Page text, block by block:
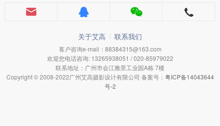
关于艾高 联系我们
客户咨询e-mail：88384315@163.com
欢迎您电话咨询: 13265938051 / 020-85979022
联系地址：广州市会江雅景工业园A栋 7楼
Copyright © 2008-2022广州艾高摄影设计有限公司 备案号： 粤ICP备14043644
号-2